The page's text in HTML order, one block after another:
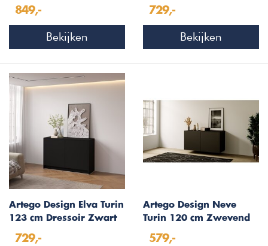
849,-
Bekijken
729,-
Bekijken
Artego Design Elva Turin
123 cm Dressoir Zwart
729,-
Artego Design Neve
Turin 120 cm Zwevend
579,-